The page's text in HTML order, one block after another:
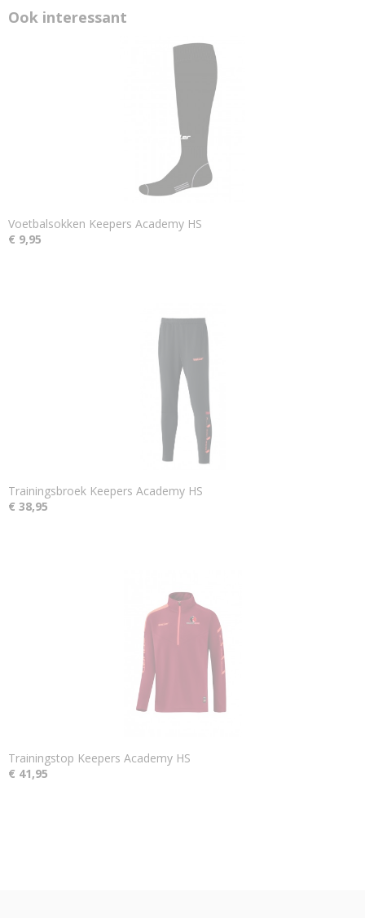
Ook interessant
Voetbalsokken Keepers Academy HS
€ 9,95
Trainingsbroek Keepers Academy HS
€ 38,95
Trainingstop Keepers Academy HS
€ 41,95